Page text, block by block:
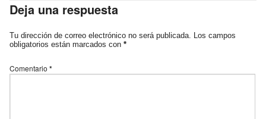
Deja una respuesta
Tu dirección de correo electrónico no será publicada. Los campos
obligatorios están marcados con *
Comentario *